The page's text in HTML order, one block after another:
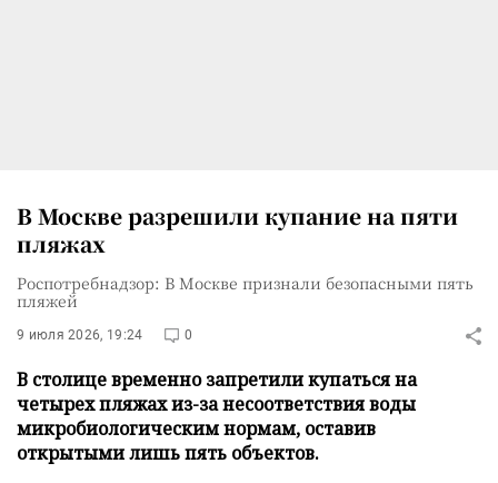
В Москве разрешили купание на пяти
пляжах
Роспотребнадзор: В Москве признали безопасными пять
пляжей
9 июля 2026, 19:24 0
В столице временно запретили купаться на
четырех пляжах из-за несоответствия воды
микробиологическим нормам, оставив
открытыми лишь пять объектов.